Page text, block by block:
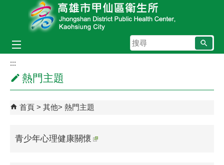
跳到主要內容區塊
搜
尋
:::
熱門主題
首頁 其他 熱門主題
青少年心理健康關懷